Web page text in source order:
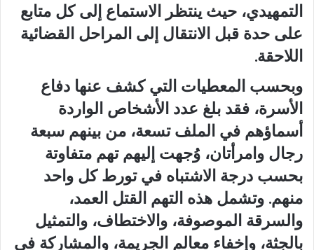
التمهيدي، حيث ينتظر الاستماع إلى كل متابع
على حدة قبل الانتقال إلى المراحل القضائية
اللاحقة.
وبحسب المعطيات التي كشف عنها دفاع
الأسرة، فقد بلغ عدد الأشخاص الواردة
أسماؤهم في الملف تسعة، من بينهم سبعة
رجال وامرأتان، وُجهت إليهم تهم متفاوتة
بحسب درجة الاشتباه في تورط كل واحد
منهم. وتشمل هذه التهم القتل العمد،
والسرقة الموصوفة، والاختطاف، والتمثيل
بالجثة، وإخفاء معالم الجريمة، والمشاركة في